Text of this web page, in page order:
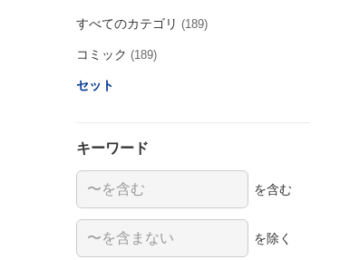
すべてのカテゴリ (189)
コミック (189)
セット
キーワード
を含む
を除く